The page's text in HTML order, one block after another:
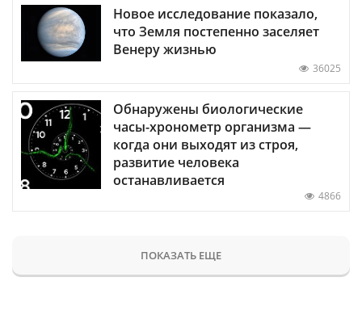
Новое исследование показало,
что Земля постепенно заселяет
Венеру жизнью
36025
Обнаружены биологические
часы-хронометр организма —
когда они выходят из строя,
развитие человека
останавливается
4866
ПОКАЗАТЬ ЕЩЕ